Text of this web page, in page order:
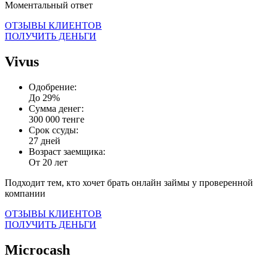
Моментальный ответ
ОТЗЫВЫ КЛИЕНТОВ
ПОЛУЧИТЬ ДЕНЬГИ
Vivus
Одобрение:
До 29%
Сумма денег:
300 000 тенге
Срок ссуды:
27 дней
Возраст заемщика:
От 20 лет
Подходит тем, кто хочет брать онлайн займы у проверенной
компании
ОТЗЫВЫ КЛИЕНТОВ
ПОЛУЧИТЬ ДЕНЬГИ
Microcash